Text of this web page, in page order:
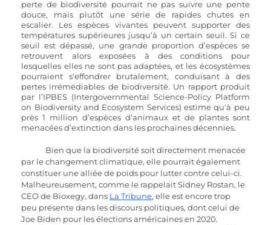
perte de biodiversité pourrait ne pas suivre une pente
douce, mais plutôt une série de rapides chutes en
escalier. Les espèces vivantes peuvent supporter des
températures supérieures jusqu’à un certain seuil. Si ce
seuil est dépassé, une grande proportion d’espèces se
retrouvent alors exposées à des conditions pour
lesquelles elles ne sont pas adaptées, et les écosystèmes
pourraient s'effondrer brutalement, conduisant à des
pertes irrémédiables de biodiversité. Un rapport produit
par l’IPBES (Intergovernmental Science-Policy Platform
on Biodiversity and Ecosystem Services) estime qu'à peu
près 1 million d’espèces d’animaux et de plantes sont
menacées d’extinction dans les prochaines décennies.
Bien que la biodiversité soit directement menacée
par le changement climatique, elle pourrait également
constituer une alliée de poids pour lutter contre celui-ci.
Malheureusement, comme le rappelait Sidney Rostan, le
CEO de Bioxegy, dans La Tribune, elle est encore trop
peu présente dans les discours politiques, dont celui de
Joe Biden pour les élections américaines en 2020.